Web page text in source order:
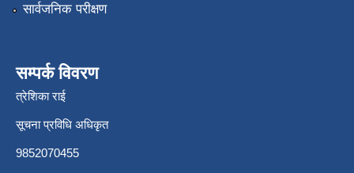
सार्वजनिक परीक्षण
सम्पर्क विवरण
त्रेशिका राई
सूचना प्रविधि अधिकृत
9852070455